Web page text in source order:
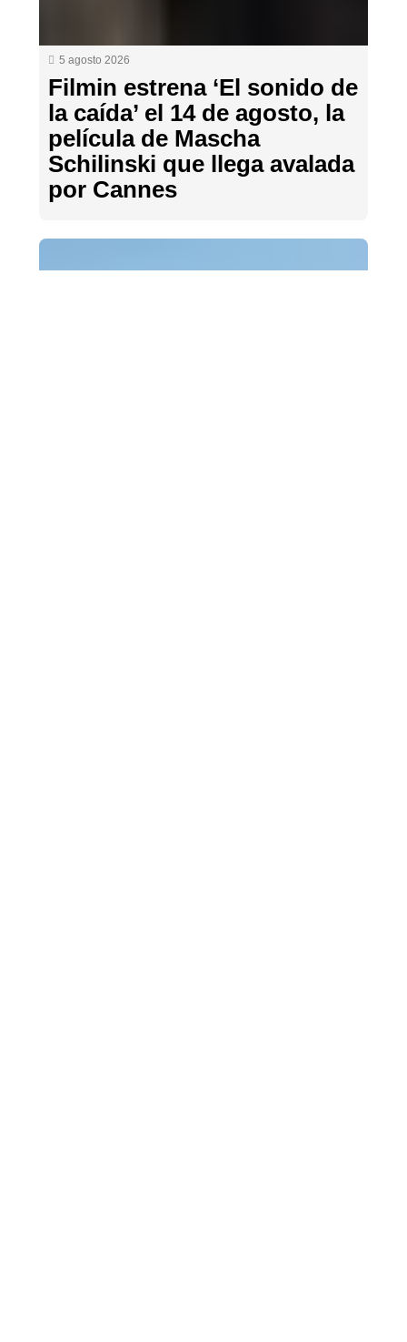
5 agosto 2026
Filmin estrena ‘El sonido de
la caída’ el 14 de agosto, la
película de Mascha
Schilinski que llega avalada
por Cannes